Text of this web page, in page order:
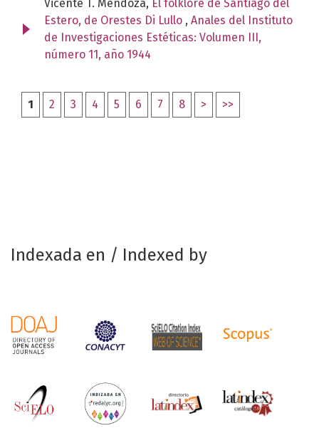
Vicente T. Mendoza, El folklore de Santiago del
Estero, de Orestes Di Lullo , Anales del Instituto
de Investigaciones Estéticas: Volumen III,
número 11, año 1944
1 2 3 4 5 6 7 8 > >>
Indexada en / Indexed by